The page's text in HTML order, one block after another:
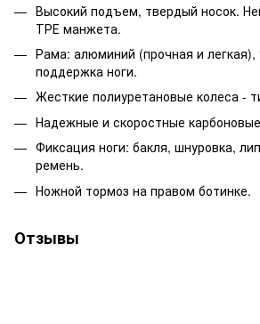
Высокий подъем, твердый носок.
ТРЕ манжета.
Рама: алюминий (прочная и легкая),
поддержка ноги.
Жесткие полиуретановые колеса -
Надежные и скоростные
Фиксация ноги: бакля, шнуровка,
ремень.
Ножной тормоз на правом ботинке.
Отзывы